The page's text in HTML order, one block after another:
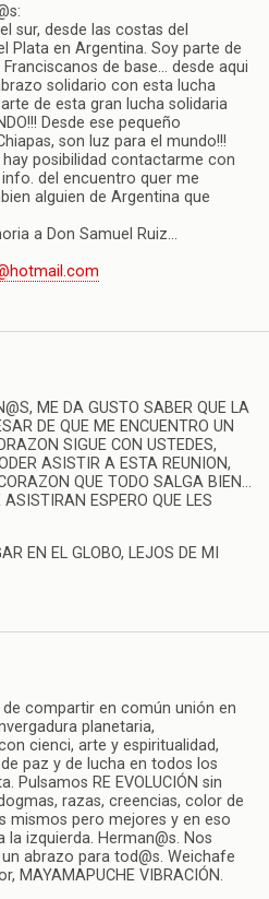
sur, desde las costas del
Plata en Argentina. Soy parte de
de base… desde aqui
solidario con esta lucha
de esta gran lucha solidaria
Desde ese pequeño
son luz para el mundo!!!
hay posibilidad contactarme con
del encuentro quer me
alguien de Argentina que
a Don Samuel Ruiz…
ME DA GUSTO SABER QUE LA
DE QUE ME ENCUENTRO UN
SIGUE CON USTEDES,
ASISTIR A ESTA REUNION,
QUE TODO SALGA BIEN…
ESPERO QUE LES
EN EL GLOBO, LEJOS DE MI
compartir en común unión en
planetaria,
cienci, arte y espiritualidad,
paz y de lucha en todos los
Pulsamos RE EVOLUCIÓN sin
razas, creencias, color de
mismos pero mejores y en eso
la izquierda. Herman@s. Nos
abrazo para tod@s. Weichafe
MAYAMAPUCHE VIBRACIÓN.